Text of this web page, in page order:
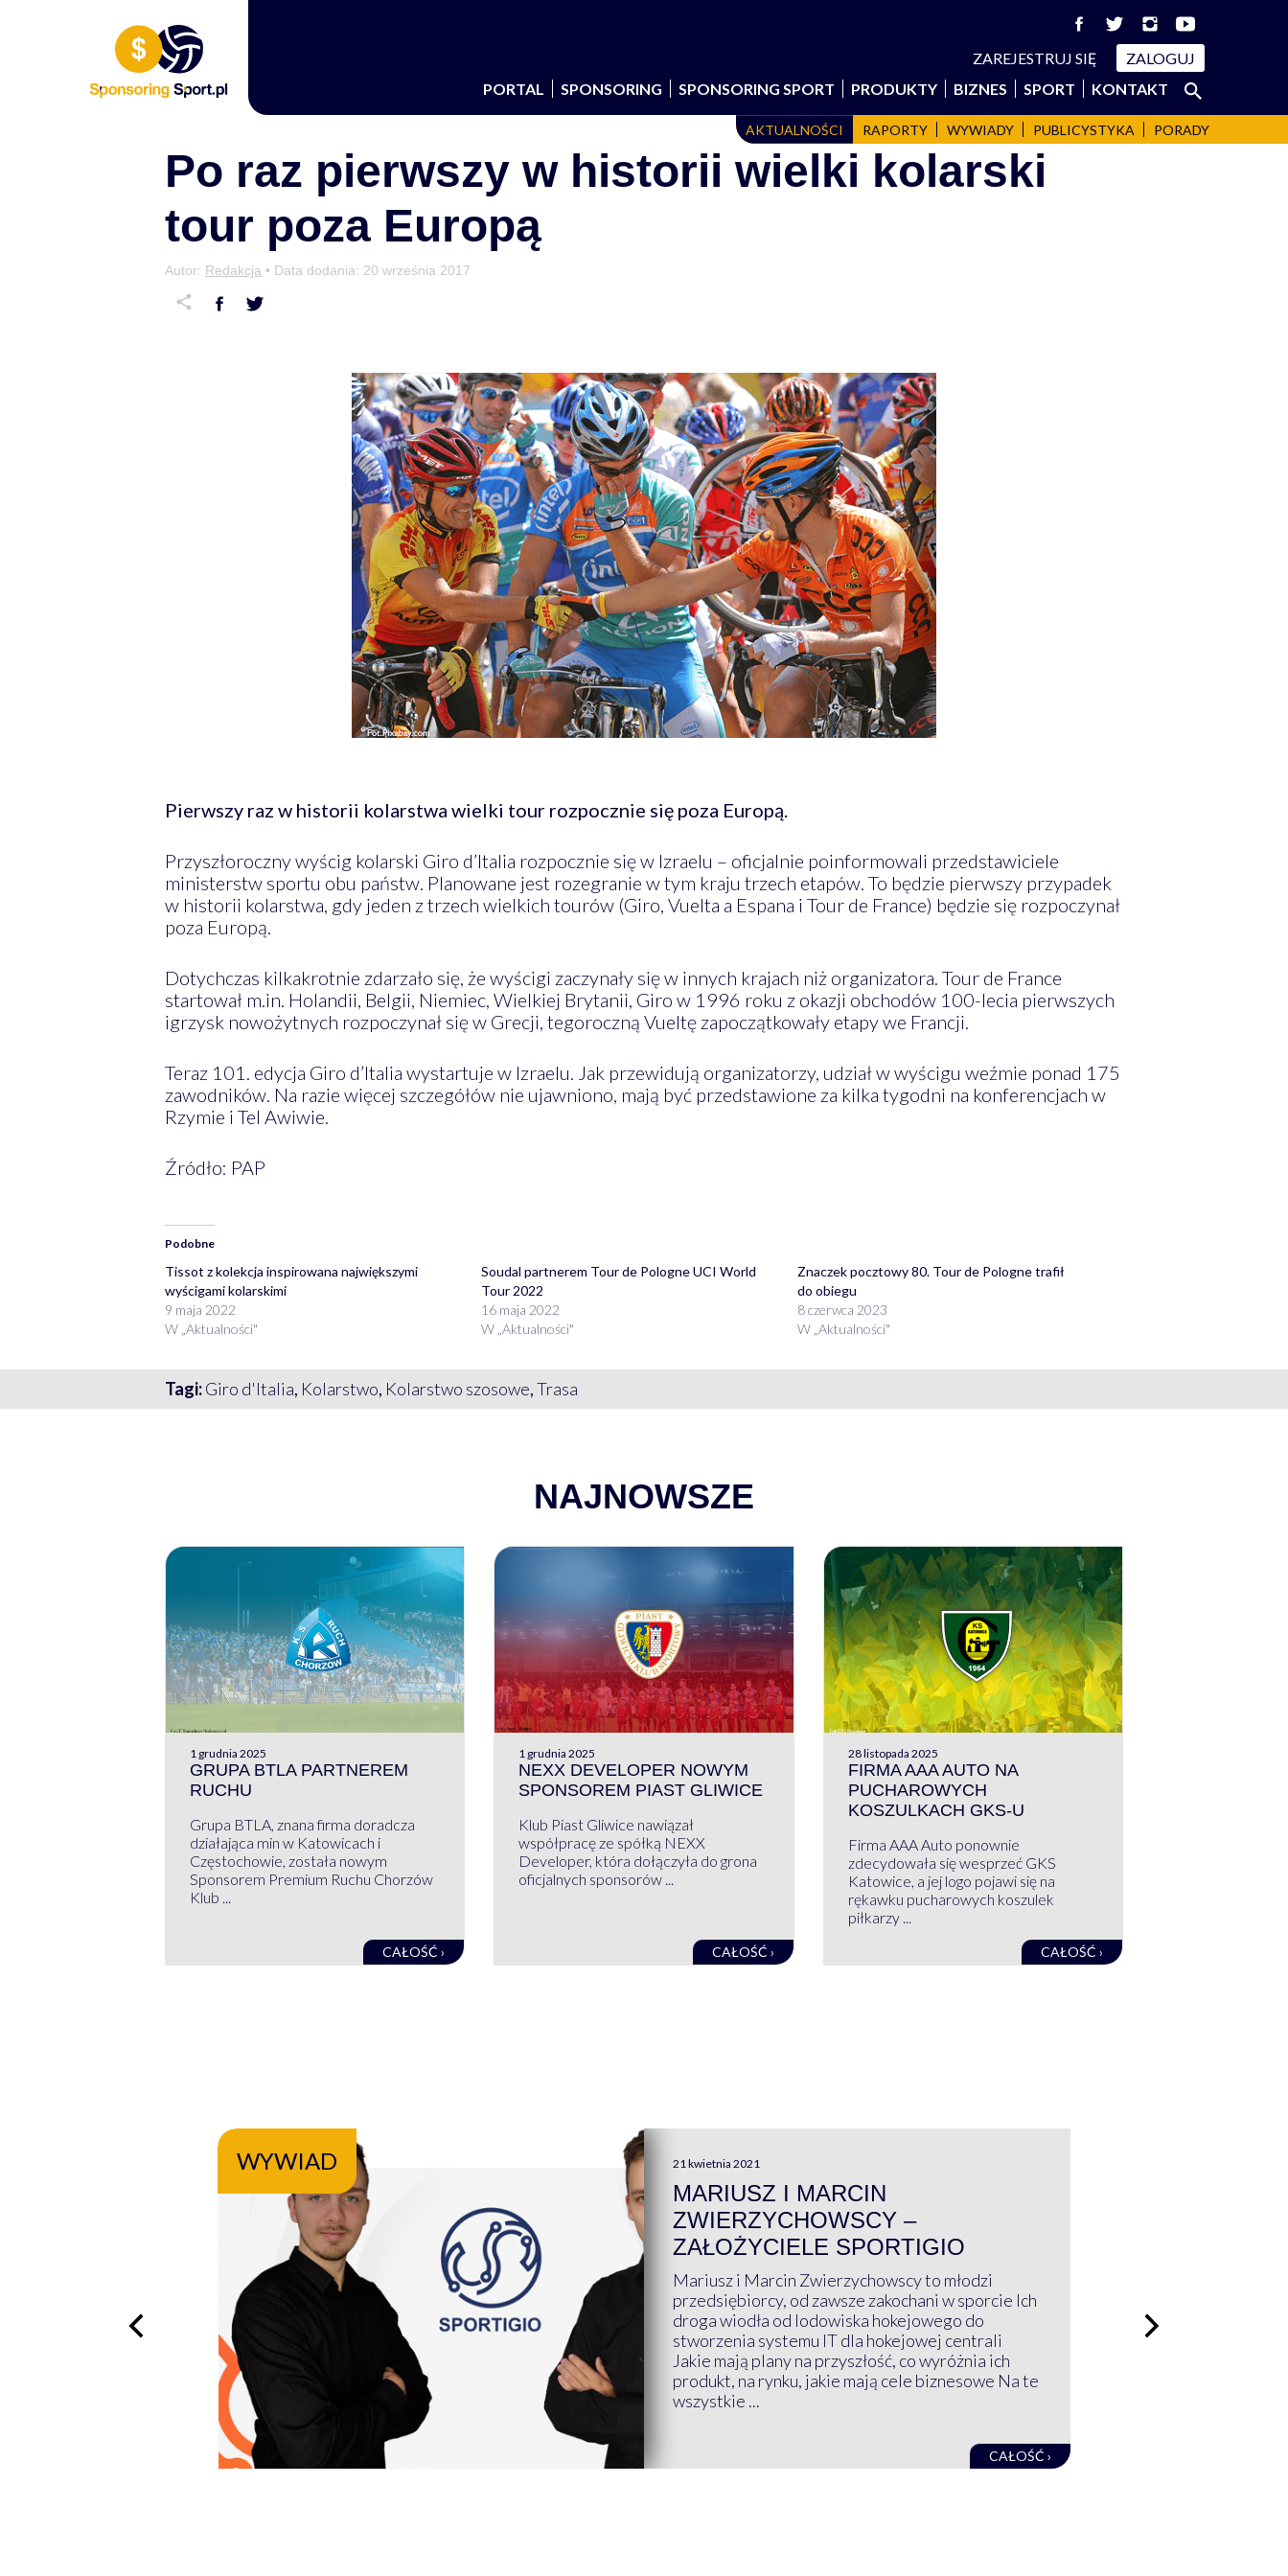
ZAREJESTRUJ SIĘ
ZALOGUJ
PORTAL
SPONSORING SPONSORING SPORT PRODUKTY BIZNES SPORT KONTAKT Szukaj:
SZUKAJ
AKTUALNOŚCI RAPORTY WYWIADY PUBLICYSTYKA PORADY
Po raz pierwszy w historii wielki kolarski
tour poza Europą
Autor: Redakcja • Data dodania: 20 września 2017
Pierwszy raz w historii kolarstwa wielki tour rozpocznie się poza Europą.
Przyszłoroczny wyścig kolarski Giro d’Italia rozpocznie się w Izraelu – oficjalnie poinformowali przedstawiciele
ministerstw sportu obu państw. Planowane jest rozegranie w tym kraju trzech etapów. To będzie pierwszy przypadek
w historii kolarstwa, gdy jeden z trzech wielkich tourów (Giro, Vuelta a Espana i Tour de France) będzie się rozpoczynał
poza Europą.
Dotychczas kilkakrotnie zdarzało się, że wyścigi zaczynały się w innych krajach niż organizatora. Tour de France
startował m.in. Holandii, Belgii, Niemiec, Wielkiej Brytanii, Giro w 1996 roku z okazji obchodów 100-lecia pierwszych
igrzysk nowożytnych rozpoczynał się w Grecji, tegoroczną Vueltę zapoczątkowały etapy we Francji.
Teraz 101. edycja Giro d’Italia wystartuje w Izraelu. Jak przewidują organizatorzy, udział w wyścigu weźmie ponad 175
zawodników. Na razie więcej szczegółów nie ujawniono, mają być przedstawione za kilka tygodni na konferencjach w
Rzymie i Tel Awiwie.
Źródło: PAP
Podobne
Tissot z kolekcja inspirowana największymi
wyścigami kolarskimi
9 maja 2022
W „Aktualności"
Soudal partnerem Tour de Pologne UCI World
Tour 2022
16 maja 2022
W „Aktualności"
Znaczek pocztowy 80. Tour de Pologne trafił
do obiegu
8 czerwca 2023
W „Aktualności"
Tagi:Giro d'Italia, Kolarstwo, Kolarstwo szosowe,Trasa
NAJNOWSZE
1 grudnia 2025
GRUPA BTLA PARTNEREM
RUCHU
Grupa BTLA, znana firma doradcza
działająca min w Katowicach i
Częstochowie, została nowym
Sponsorem Premium Ruchu Chorzów
Klub ...
CAŁOŚĆ ›
1 grudnia 2025
NEXX DEVELOPER NOWYM
SPONSOREM PIAST GLIWICE
Klub Piast Gliwice nawiązał
współpracę ze spółką NEXX
Developer, która dołączyła do grona
oficjalnych sponsorów ...
CAŁOŚĆ ›
28 listopada 2025
FIRMA AAA AUTO NA
PUCHAROWYCH
KOSZULKACH GKS-U
Firma AAA Auto ponownie
zdecydowała się wesprzeć GKS
Katowice, a jej logo pojawi się na
rękawku pucharowych koszulek
piłkarzy ...
CAŁOŚĆ ›
WYWIAD 21 kwietnia 2021
MARIUSZ I MARCIN
ZWIERZYCHOWSCY –
ZAŁOŻYCIELE SPORTIGIO
Mariusz i Marcin Zwierzychowscy to młodzi
przedsiębiorcy, od zawsze zakochani w sporcie Ich
droga wiodła od lodowiska hokejowego do
stworzenia systemu IT dla hokejowej centrali
Jakie mają plany na przyszłość, co wyróżnia ich
produkt, na rynku, jakie mają cele biznesowe Na te
wszystkie ...
CAŁOŚĆ ›